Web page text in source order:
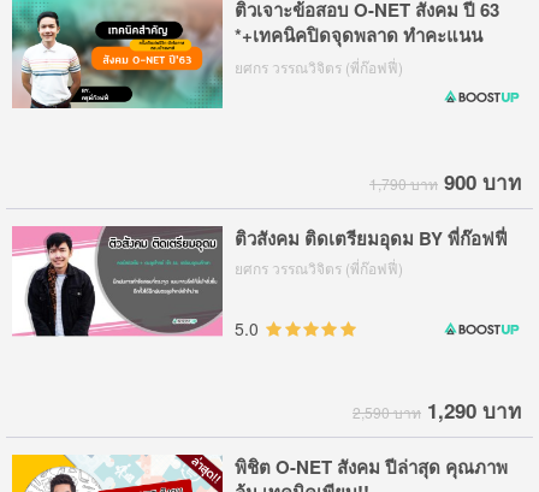
ติวเจาะข้อสอบ O-NET สังคม ปี 63
*+เทคนิคปิดจุดพลาด ทำคะแนน
ชัวร์ๆ
ยศกร วรรณวิจิตร (พี่ก๊อฟฟี่)
1,790 บาท 900 บาท
ติวสังคม ติดเตรียมอุดม BY พี่ก๊อฟฟี่
ยศกร วรรณวิจิตร (พี่ก๊อฟฟี่)
5.0
2,590 บาท 1,290 บาท
พิชิต O-NET สังคม ปีล่าสุด คุณภาพ